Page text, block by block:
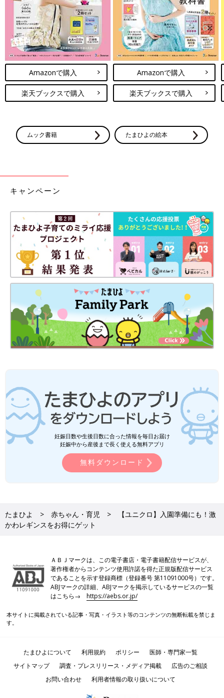
Amazonで購入
楽天ブックスで購入
Amazonで購入
楽天ブックスで購入
ムック書籍 たまひよの絵本
キャンペーン
妊娠日数や生後日数に合った情報を毎日お届け
妊娠中から産後まで長く使える無料アプリ
無料ダウンロード
たまひよ 赤ちゃん・育児
【ユニクロ】入園準備にも！激
かわレギンスをお得にゲット
ＡＢＪマークは、この電子書店・電子書籍配信サービスが、
著作権者からコンテンツ使用許諾を得た正規版配信サービス
であることを示す登録商標（登録番号 第11091000号）です。
ABJマークの詳細、ABJマークを掲示しているサービスの一覧
はこちら→https://aebs.or.jp/
本サイトに掲載されている記事・写真・イラスト等のコンテンツの無断転載を禁じま
す。
たまひよについて 利用規約 ポリシー
医師・専門家一覧
サイトマップ
調査・プレスリリース・メディア掲載
広告のご相談
お問い合わせ
利用者情報の取り扱いについて